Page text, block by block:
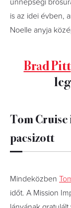
ünnepségi
is az idei évben,
Noelle anyja
Brad Pitt
Tom
pacsizott
Mindeközben
időt. A Mission